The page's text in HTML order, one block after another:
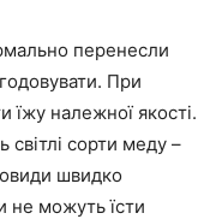
перенесли
При
їжу належної якості.
світлі сорти меду –
швидко
не можуть їсти